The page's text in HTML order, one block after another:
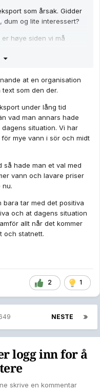
som årsak. Gidder
dum og lite interessert?
høye siden vi må
at en organisation
som den der.
under lång tid
vad man annars hade
situation. Vi har
mye vann i sör och midt
så hade man et val med
vann och lavare priser
nu.
bara tar med det positiva
och at dagens situation
allt når det kommer
och statnett.
2 1
NESTE
logg inn for å
skrive en kommentar